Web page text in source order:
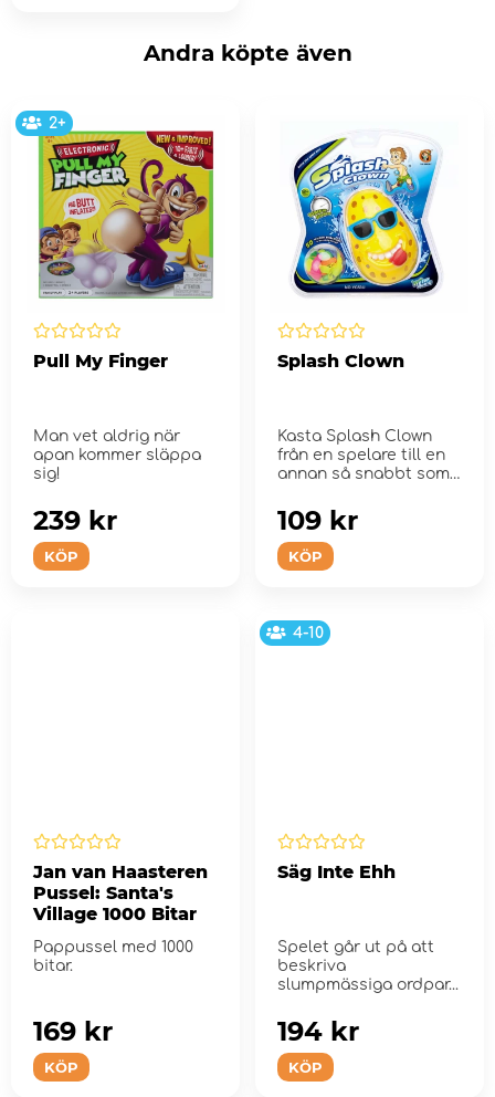
Andra köpte även
2+
Pull My Finger
Man vet aldrig när
apan kommer släppa
sig!
KÖP
239 kr
Splash Clown
Kasta Splash Clown
från en spelare till en
annan så snabbt som
KÖP
109 kr
Jan van Haasteren
Pussel: Santa's
Village 1000 Bitar
Pappussel med 1000
bitar.
KÖP
169 kr
4-10
Säg Inte Ehh
Spelet går ut på att
beskriva
slumpmässiga ordpar...
KÖP
194 kr